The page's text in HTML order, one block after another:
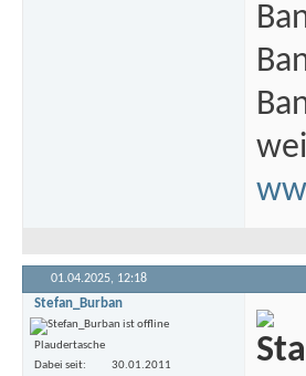
01.04.2025, 12:18
Stefan_Burban
Plaudertasche
Dabei seit
30.01.2011